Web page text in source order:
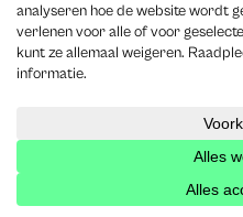
Recente Jobs
Advocaat
Strafrecht